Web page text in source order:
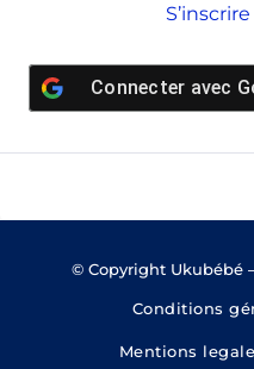
Connecter avec
© Copyright Ukubébé
Conditions
Mentions